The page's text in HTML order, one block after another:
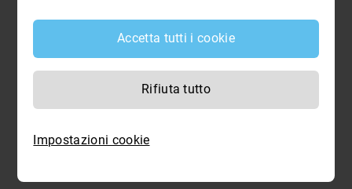
Ricerca di geometri con esperienza in materia di
mit Erfahrung im Bereich der
per il download >>
Impostazioni cookie
Accetta tutti i cookie
Rifiuta tutto